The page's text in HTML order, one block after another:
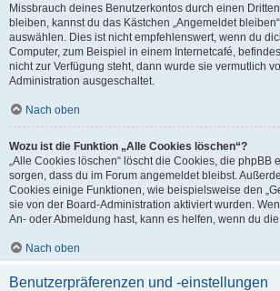
Missbrauch deines Benutzerkontos durch einen
bleiben, kannst du das Kästchen „Angemeldet
auswählen. Dies ist nicht empfehlenswert, wenn du
Computer, zum Beispiel in einem Internetcafé,
nicht zur Verfügung steht, dann wurde sie vermutlich
Administration ausgeschaltet.
Nach oben
Wozu ist die Funktion „Alle Cookies löschen“?
„Alle Cookies löschen“ löscht die Cookies, die phpBB
sorgen, dass du im Forum angemeldet bleibst.
Cookies einige Funktionen, wie beispielsweise den
sie von der Board-Administration aktiviert wurden.
An- oder Abmeldung hast, kann es helfen, wenn du
Nach oben
Benutzerpräferenzen und -einstellungen